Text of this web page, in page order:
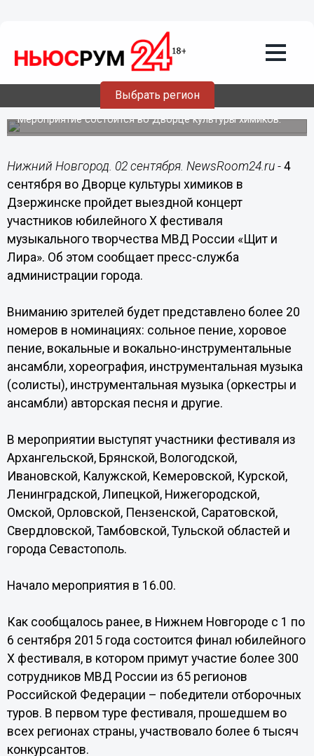
Выбрать регион
Выездной концерт участников
фестиваля музыкального творчества
МВД РФ «Щит и Лира» пройдет в
Мероприятие состоится во Дворце культуры химиков.
Нижний Новгород. 02 сентября. NewsRoom24.ru - 4
сентября во Дворце культуры химиков в
Дзержинске пройдет выездной концерт
участников юбилейного X фестиваля
музыкального творчества МВД России «Щит и
Лира». Об этом сообщает пресс-служба
администрации города.
Вниманию зрителей будет представлено более 20
номеров в номинациях: сольное пение, хоровое
пение, вокальные и вокально-инструментальные
ансамбли, хореография, инструментальная музыка
(солисты), инструментальная музыка (оркестры и
ансамбли) авторская песня и другие.
В мероприятии выступят участники фестиваля из
Архангельской, Брянской, Вологодской,
Ивановской, Калужской, Кемеровской, Курской,
Ленинградской, Липецкой, Нижегородской,
Омской, Орловской, Пензенской, Саратовской,
Свердловской, Тамбовской, Тульской областей и
города Севастополь.
Начало мероприятия в 16.00.
Как сообщалось ранее, в Нижнем Новгороде с 1 по
6 сентября 2015 года состоится финал юбилейного
X фестиваля, в котором примут участие более 300
сотрудников МВД России из 65 регионов
Российской Федерации – победители отборочных
туров. В первом туре фестиваля, прошедшем во
всех регионах страны, участвовало более 6 тысяч
конкурсантов.